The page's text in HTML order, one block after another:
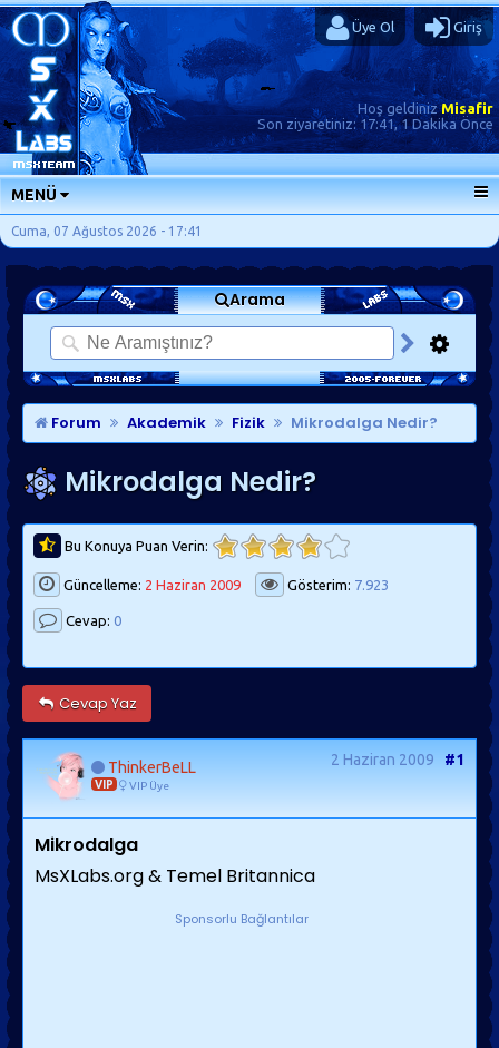
Üye Ol Giriş
Hoş geldinizMisafir
Son ziyaretiniz: 17:41, 1 Dakika Önce
MENÜ
ANA SAYFA
FORUMLAR
SORU-CEVAP
GÜNLÜKLER
SON MESAJLAR
KISAYOLLAR
Cuma, 07 Ağustos 2026 - 17:41
Arama
Forum Akademik Fizik Mikrodalga Nedir?
Mikrodalga Nedir?
Bu Konuya Puan Verin:
Güncelleme: 2 Haziran 2009 Gösterim: 7.923
Cevap: 0
Cevap Yaz
ThinkerBeLL
VIP VIP Üye
2 Haziran 2009 #1
Mikrodalga
MsXLabs.org & Temel Britannica
Sponsorlu Bağlantılar